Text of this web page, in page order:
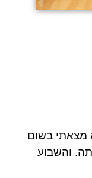
מצאתי בשום
והשבוע